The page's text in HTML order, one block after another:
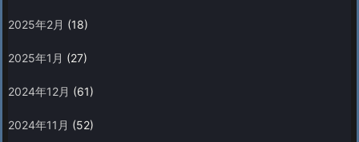
2025年2月 (18)
2025年1月 (27)
2024年12月 (61)
2024年11月 (52)